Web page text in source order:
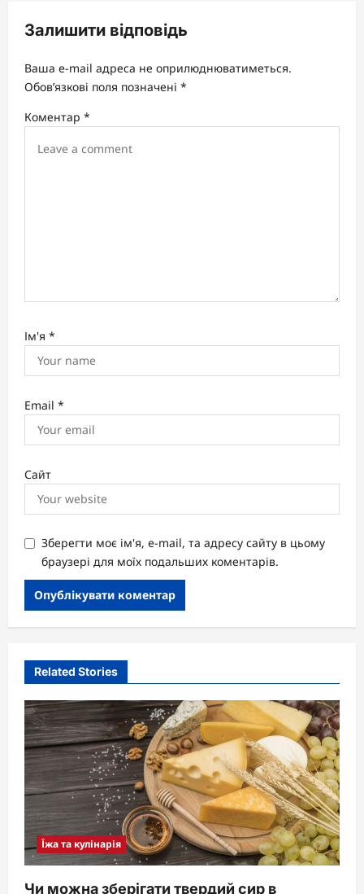
g
a
t
i
Залишити відповідь
Ваша e-mail адреса не оприлюднюватиметься.
Обов’язкові поля позначені *
Коментар *
Ім'я *
Email *
Сайт
Зберегти моє ім'я, e-mail, та адресу сайту в цьому
браузері для моїх подальших коментарів.
Related Stories
Їжа та кулінарія
Чи можна зберігати твердий сир в